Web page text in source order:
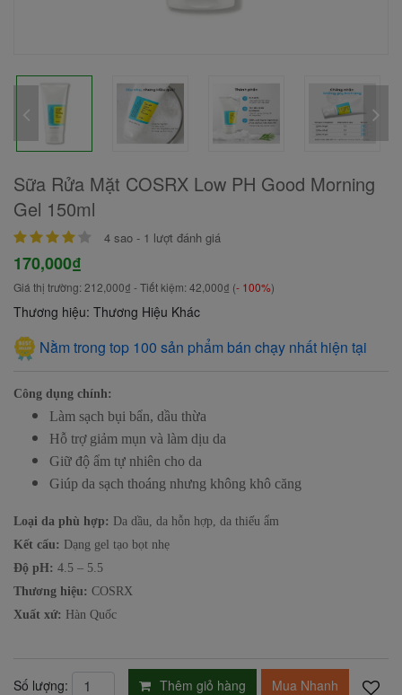
Sữa Rửa Mặt COSRX Low PH Good Morning
Gel 150ml
4 sao - 1 lượt đánh giá
170,000₫
Giá thị trường: 212,000₫ - Tiết kiệm: 42,000₫ (- 100%)
Thương hiệu: Thương Hiệu Khác
Nằm trong top 100 sản phẩm bán chạy nhất hiện tại
Công dụng chính:
Làm sạch bụi bẩn, dầu thừa
Hỗ trợ giảm mụn và làm dịu da
Giữ độ ẩm tự nhiên cho da
Giúp da sạch thoáng nhưng không khô căng
Loại da phù hợp: Da dầu, da hỗn hợp, da thiếu ẩm
Kết cấu: Dạng gel tạo bọt nhẹ
Độ pH: 4.5 – 5.5
Thương hiệu: COSRX
Xuất xứ: Hàn Quốc
Số lượng: Thêm giỏ hàng Mua Nhanh